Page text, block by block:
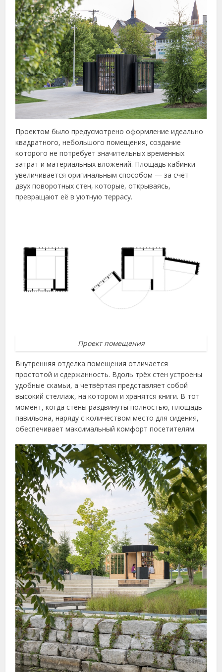
Проектом было предусмотрено оформление идеально
квадратного, небольшого помещения, создание
которого не потребует значительных временных
затрат и материальных вложений. Площадь кабинки
увеличивается оригинальным способом — за счёт
двух поворотных стен, которые, открываясь,
превращают её в уютную террасу.
Проект помещения
Внутренняя отделка помещения отличается
простотой и сдержанность. Вдоль трёх стен устроены
удобные скамьи, а четвёртая представляет собой
высокий стеллаж, на котором и хранятся книги. В тот
момент, когда стены раздвинуты полностью, площадь
павильона, наряду с количеством место для сидения,
обеспечивает максимальный комфорт посетителям.